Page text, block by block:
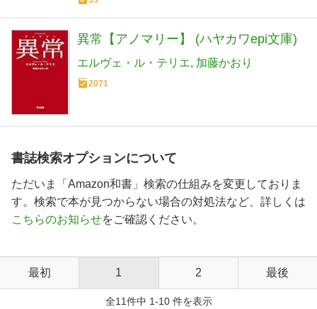
異常【アノマリー】 (ハヤカワepi文庫)
エルヴェ・ル・テリエ 加藤かおり
2071
書誌検索オプションについて
ただいま「Amazon和書」検索の仕組みを変更しておりま
す。検索で本が見つからない場合の対処法など、詳しくは
こちらのお知らせをご確認ください。
最初 1 2 最後
全11件中 1-10 件を表示